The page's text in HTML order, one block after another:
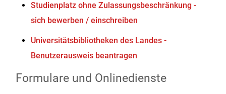
Studienplatz ohne Zulassungsbeschränkung -
sich bewerben / einschreiben
Universitätsbibliotheken des Landes -
Benutzerausweis beantragen
Formulare und Onlinedienste